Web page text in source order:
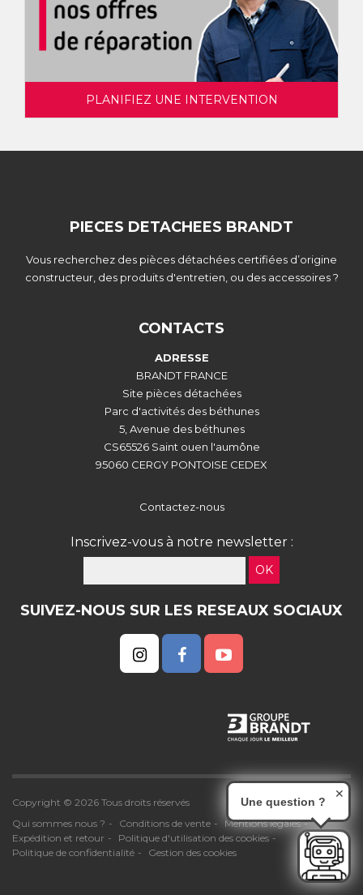
PLANIFIEZ UNE INTERVENTION
PIECES DETACHEES BRANDT
Vous recherchez des pièces détachées certifiées d’origine
constructeur, des produits d'entretien, ou des accessoires ?
CONTACTS
ADRESSE
BRANDT FRANCE
Site pièces détachées
Parc d'activités des béthunes
5, Avenue des béthunes
CS65526 Saint ouen l'aumône
95060 CERGY PONTOISE CEDEX
Contactez-nous
Inscrivez-vous à notre newsletter :
OK
SUIVEZ-NOUS SUR LES RESEAUX SOCIAUX
Copyright © 2026 Tous droits réservés
Qui sommes nous ?
Conditions de vente
Mentions légales
Expédition et retour
Politique d'utilisation des cookies
Politique de confidentialité
Gestion des cookies
Une question ?
✕